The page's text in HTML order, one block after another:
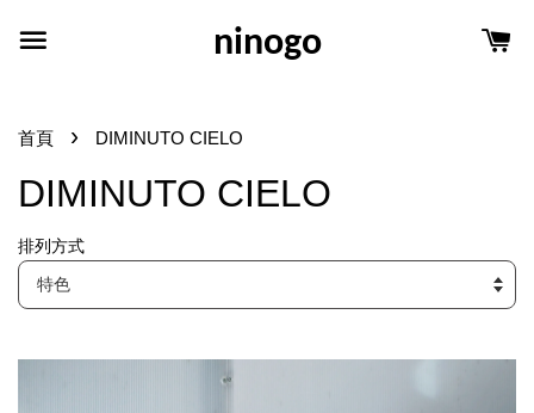
ninogo
首頁 › DIMINUTO CIELO
DIMINUTO CIELO
排列方式